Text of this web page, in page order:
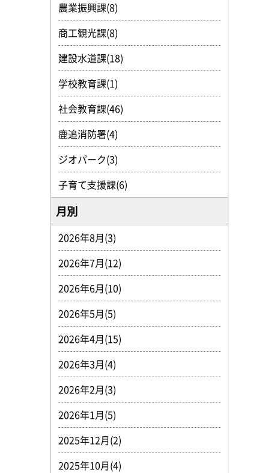
農業振興課(8)
商工観光課(8)
建設水道課(18)
学校教育課(1)
社会教育課(46)
鹿追消防署(4)
ジオパーク(3)
子育て支援課(6)
月別
2026年8月(3)
2026年7月(12)
2026年6月(10)
2026年5月(5)
2026年4月(15)
2026年3月(4)
2026年2月(3)
2026年1月(5)
2025年12月(2)
2025年10月(4)